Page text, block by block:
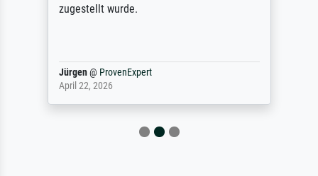
zugestellt wurde.
Jürgen@ ProvenExpert
April 22, 2026